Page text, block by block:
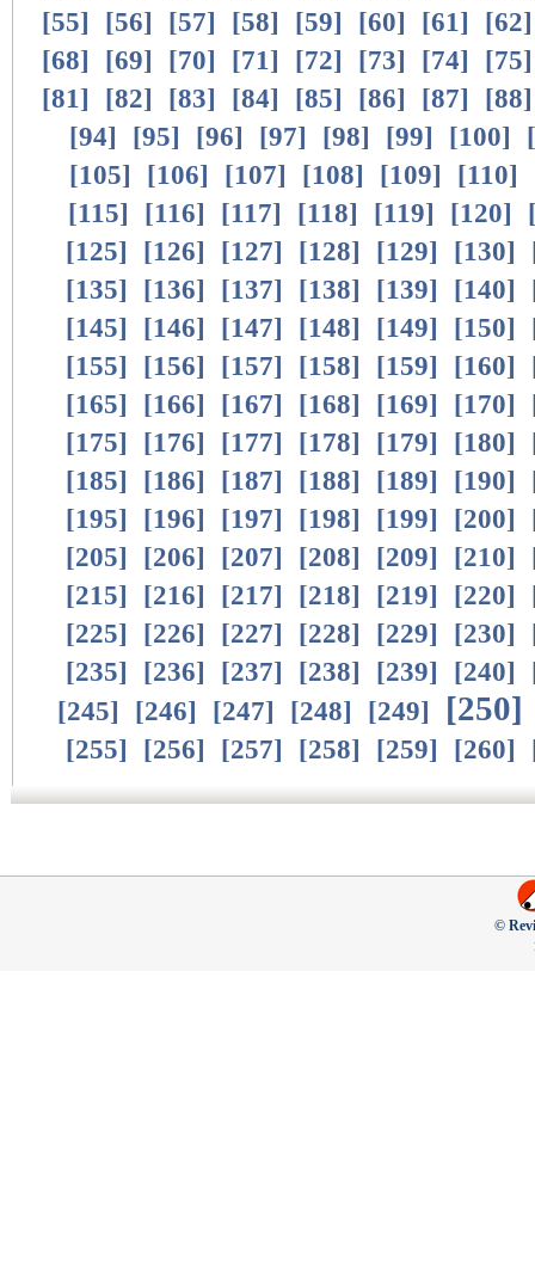
[55] [56] [57] [58] [59] [60] [61] [62
[68] [69] [70] [71] [72] [73] [74] [75
[81] [82] [83] [84] [85] [86] [87] [88
[94] [95] [96] [97] [98] [99] [100]
[
[105] [106] [107] [108] [109] [110]
[115] [116] [117] [118] [119] [120]
[125] [126] [127] [128] [129] [130]
[135] [136] [137] [138] [139] [140]
[145] [146] [147] [148] [149] [150]
[155] [156] [157] [158] [159] [160]
[165] [166] [167] [168] [169] [170]
[175] [176] [177] [178] [179] [180]
[185] [186] [187] [188] [189] [190]
[195] [196] [197] [198] [199] [200]
[205] [206] [207] [208] [209] [210]
[215] [216] [217] [218] [219] [220]
[225] [226] [227] [228] [229] [230]
[235] [236] [237] [238] [239] [240]
[245] [246] [247] [248] [249] [250]
[255] [256] [257] [258] [259] [260]
©